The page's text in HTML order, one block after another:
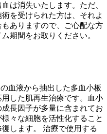
は消失いたします。ただ、
を受けられた方は、それよ
ありますので、ご心配な方
期間をお取りください。
血液から抽出した多血小板
した肌再生治療です。血小
長因子が多量に含まれてお
々な細胞を活性化すること
します。 治療で使用する